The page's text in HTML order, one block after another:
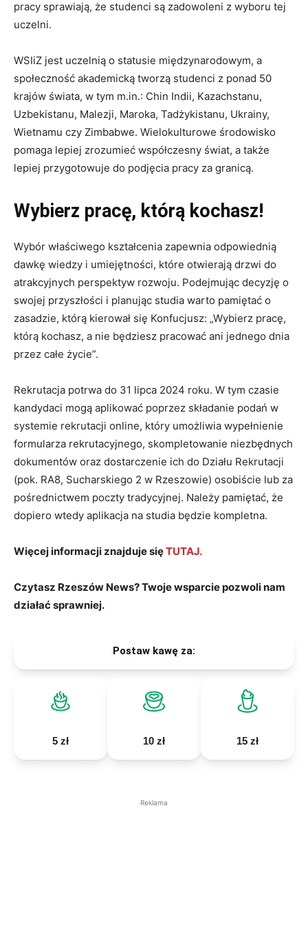
pracy sprawiają, że studenci są zadowoleni z wyboru tej
uczelni.
WSIiZ jest uczelnią o statusie międzynarodowym, a
społeczność akademicką tworzą studenci z ponad 50
krajów świata, w tym m.in.: Chin Indii, Kazachstanu,
Uzbekistanu, Malezji, Maroka, Tadżykistanu, Ukrainy,
Wietnamu czy Zimbabwe. Wielokulturowe środowisko
pomaga lepiej zrozumieć współczesny świat, a także
lepiej przygotowuje do podjęcia pracy za granicą.
Wybierz pracę, którą kochasz!
Wybór właściwego kształcenia zapewnia odpowiednią
dawkę wiedzy i umiejętności, które otwierają drzwi do
atrakcyjnych perspektyw rozwoju. Podejmując decyzję o
swojej przyszłości i planując studia warto pamiętać o
zasadzie, którą kierował się Konfucjusz: „Wybierz pracę,
którą kochasz, a nie będziesz pracować ani jednego dnia
przez całe życie”.
Rekrutacja potrwa do 31 lipca 2024 roku. W tym czasie
kandydaci mogą aplikować poprzez składanie podań w
systemie rekrutacji online, który umożliwia wypełnienie
formularza rekrutacyjnego, skompletowanie niezbędnych
dokumentów oraz dostarczenie ich do Działu Rekrutacji
(pok. RA8, Sucharskiego 2 w Rzeszowie) osobiście lub za
pośrednictwem poczty tradycyjnej. Należy pamiętać, że
dopiero wtedy aplikacja na studia będzie kompletna.
Więcej informacji znajduje sięTUTAJ.
Czytasz Rzeszów News? Twoje wsparcie pozwoli nam
działać sprawniej.
Postaw kawę za:
5 zł 10 zł 15 zł
Reklama